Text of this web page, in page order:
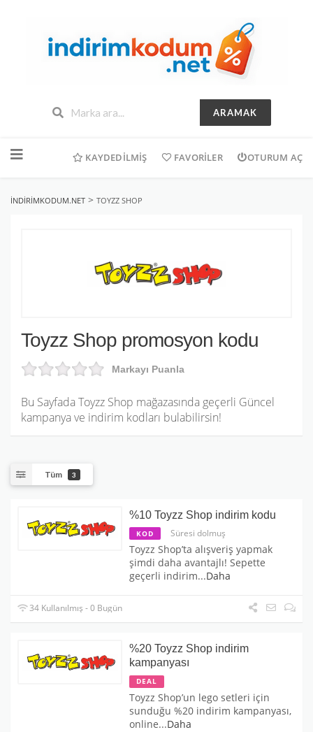
ARAMAK
geç
KAYDEDILMIŞ FAVORILER OTURUM AÇ
INDIRIMKODUM.NET > TOYZZ SHOP
Toyzz Shop promosyon kodu
Markayı Puanla
Bu Sayfada Toyzz Shop mağazasında geçerli Güncel
kampanya ve indirim kodları bulabilirsin!
Tüm 3
%10 Toyzz Shop indirim kodu
KOD Süresi dolmuş
Toyzz Shop’ta alışveriş yapmak
şimdi daha avantajlı! Sepette
geçerli indirim...Daha
34 Kullanılmış - 0 Bugün
%20 Toyzz Shop indirim
kampanyası
DEAL
Toyzz Shop’un lego setleri için
sunduğu %20 indirim kampanyası,
online...Daha